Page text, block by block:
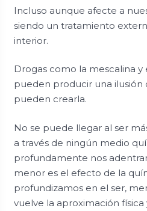
Incluso aunque afecte a
siendo un tratamiento
interior.
Drogas como la mescalina y
pueden producir una ilusión
pueden crearla.
No se puede llegar al ser
a través de ningún medio
profundamente nos
menor es el efecto de la
profundizamos en el ser,
vuelve la aproximación física